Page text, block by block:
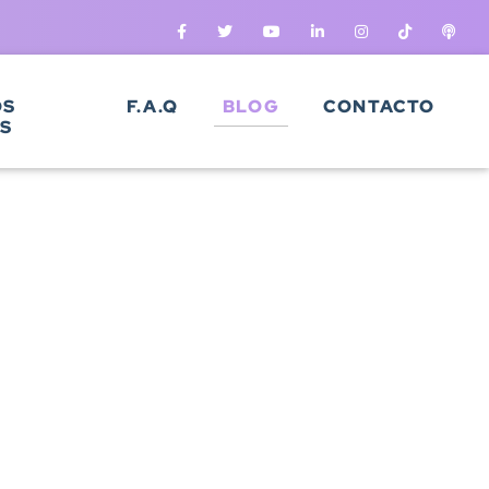
F.A.Q BLOG CONTACTO